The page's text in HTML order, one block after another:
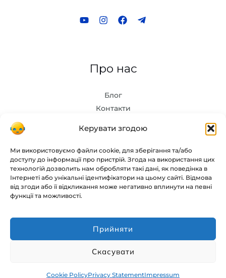
Керувати згодою
Ми використовуємо файли cookie, для зберігання та/або
доступу до інформації про пристрій. Згода на використання цих
технологій дозволить нам обробляти такі дані, як поведінка в
Інтернеті або унікальні ідентифікатори на цьому сайті. Відмова
від згоди або її відкликання може негативно вплинути на певні
функції та можливості.
Прийняти
Скасувати
Cookie PolicyPrivacy StatementImpressum
Про нас
Блог
Контакти
Chat GPT
Midjourney
Copyright © 2026 Powered by GPTchat in
UA
Політика конфіденційності